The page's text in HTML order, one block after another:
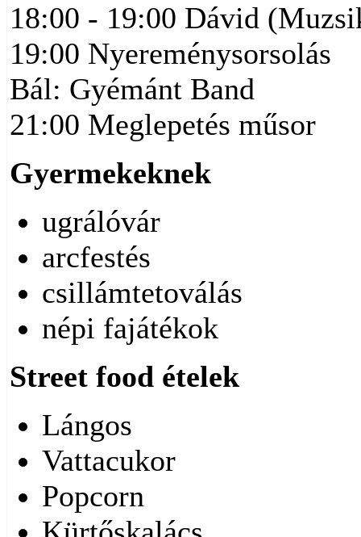
18:00 - 19:00 Dávid
19:00 Nyereménysorsolás
Bál: Gyémánt Band
21:00 Meglepetés műsor
Gyermekeknek
ugrálóvár
arcfestés
csillámtetoválás
népi fajátékok
Street food ételek
Lángos
Vattacukor
Popcorn